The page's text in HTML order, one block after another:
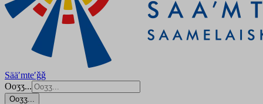
Sääʹmteʹǧǧ
Ooʒʒ...
Ooʒʒ...